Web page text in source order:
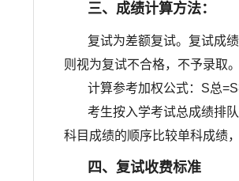
三、成绩计算方法：
复试为差额复试。复试成
则视为复试不合格，不予录取。
计算参考加权公式：S总
考生按入学考试总成绩排
科目成绩的顺序比较单科成绩
四、复试收费标准